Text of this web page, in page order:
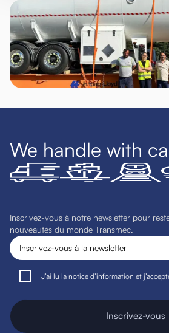
We handle with
Inscrivez-vous à notre newsletter pour
nouveautés du monde Transmec.
J’ai lu la notice d’information et
Inscrivez-vous